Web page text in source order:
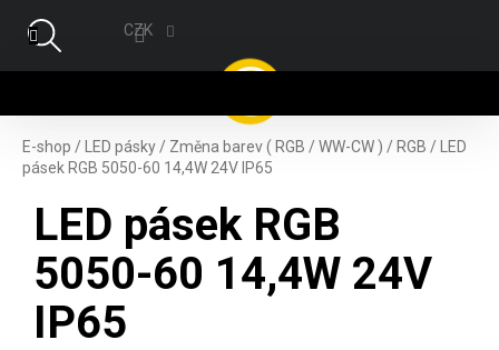
CZK
E-shop / LED pásky / Změna barev ( RGB / WW-CW ) / RGB /
LED
pásek RGB 5050-60 14,4W 24V IP65
LED pásek RGB
5050-60 14,4W 24V
IP65